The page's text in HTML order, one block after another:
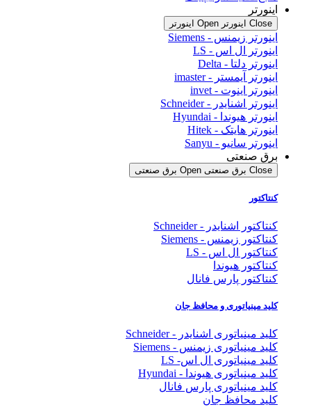
اینورتر
Close اینورتر Open اینورتر
اینورتر زیمنس - Siemens
اینورتر ال اس - LS
اینورتر دلتا - Delta
اینورتر آیمستر - imaster
اینورتر اینوت - invet
اینورتر اشنایدر - Schneider
اینورتر هیوندا - Hyundai
اینورتر هایتک - Hitek
اینورتر سانیو - Sanyu
برق صنعتی
Close برق صنعتی Open برق صنعتی
کنتاکتور
کنتاکتور اشنایدر - Schneider
کنتاکتور زیمنس - Siemens
کنتاکتور ال اس - LS
کنتاکتور هیوندا
کنتاکتور پارس فانال
کلید مینیاتوری و محافظ جان
کلید مینیاتوری اشنایدر - Schneider
کلید مینیاتوری زیمنس - Siemens
کلید مینیاتوری ال اس- LS
کلید مینیاتوری هیوندا - Hyundai
کلید مینیاتوری پارس فانال
کلید محافظ جان